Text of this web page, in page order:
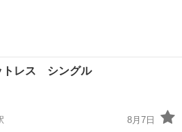
トレス シングル
8月7日